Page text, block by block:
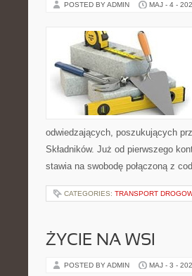
POSTED BY ADMIN MAJ - 4 -
odwiedzających, poszukujących
Składników. Już od pierwszego
stawia na swobodę połączoną z
CATEGORIES: TRANSPORT
ŻYCIE NA WSI
POSTED BY ADMIN MAJ - 3 -